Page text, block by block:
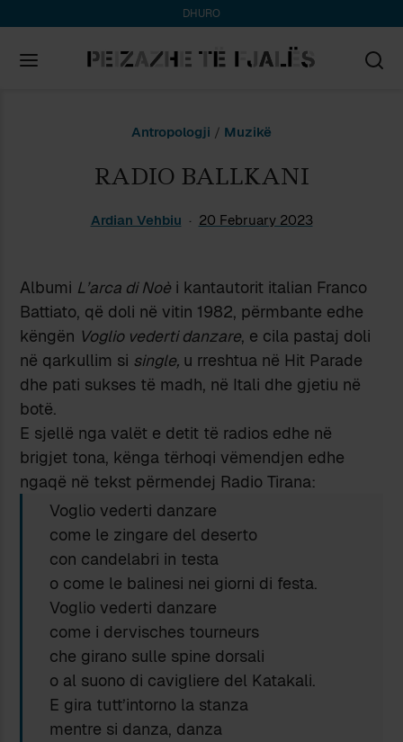
DHURO
Antropologji / Muzikë
RADIO BALLKANI
Ardian Vehbiu 20 February 2023
Albumi L’arca di Noè i kantautorit italian Franco
Battiato, që doli në vitin 1982, përmbante edhe
këngën Voglio vederti danzare, e cila pastaj doli
në qarkullim si single, u rreshtua në Hit Parade
dhe pati sukses të madh, në Itali dhe gjetiu në
botë.
E sjellë nga valët e detit të radios edhe në
brigjet tona, kënga tërhoqi vëmendjen edhe
ngaqë në tekst përmendej Radio Tirana:
Voglio vederti danzare
come le zingare del deserto
con candelabri in testa
o come le balinesi nei giorni di festa.
Voglio vederti danzare
come i dervisches tourneurs
che girano sulle spine dorsali
o al suono di cavigliere del Katakali.
E gira tutt’intorno la stanza
mentre si danza, danza